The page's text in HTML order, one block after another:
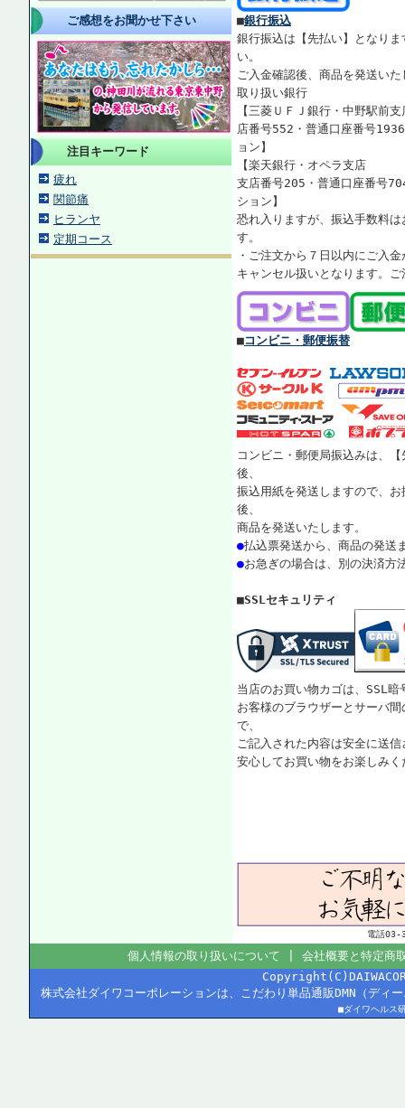
ご感想をお聞かせ下さい
注目キーワード
疲れ
関節痛
ヒランヤ
定期コース
■銀行振込
銀行振込は【先払い】となり
い。
ご入金確認後、商品を発送いた
取り扱い銀行
【三菱ＵＦＪ銀行・中野駅前支
店番号552・普通口座番号
ョン】
【楽天銀行・オペラ支店
支店番号205・普通口座番号
ション】
恐れ入りますが、振込手数料
す。
・ご注文から７日以内にご入
キャンセル扱いとなります。
■コンビニ・郵便振替
コンビニ・郵便局振込みは、
後、
振込用紙を発送しますので、
後、
商品を発送いたします。
●払込票発送から、商品の発送
●お急ぎの場合は、別の決済方
■SSLセキュリティ
当店のお買い物カゴは、SSL暗
お客様のブラウザーとサーバ
で、
ご記入された内容は安全に送信
安心してお買い物をお楽しみく
電話03-
個人情報の取り扱いについて
会社概要と特定商
株式会社ダイワコーポレーションは、こだわり単品通販DMN（デ
■ダイワヘルス